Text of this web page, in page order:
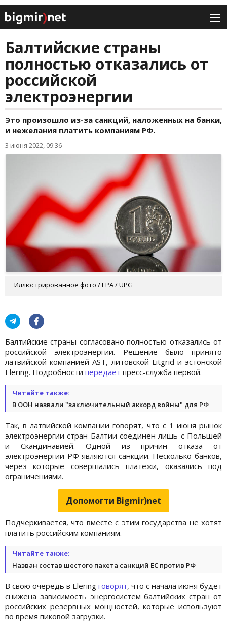
Балтийские страны
полностью отказались от
российской
электроэнергии
Это произошло из-за санкций, наложенных на банки,
и нежелания платить компаниям РФ.
3 июня 2022, 09:36
Иллюстрированное фото / EPA / UPG
Балтийские страны согласовано полностью отказались от
российской электроэнергии. Решение было принято
латвийской компанией AST, литовской Litgrid и эстонской
Elering. Подробности передает пресс-служба первой.
Читайте также:
В ООН назвали "заключительный аккорд войны" для РФ
Так, в латвийской компании говорят, что с 1 июня рынок
электроэнергии стран Балтии соединен лишь с Польшей
и Скандинавией. Одной из причин отказа от
электроэнергии РФ являются санкции. Несколько банков,
через которые совершались платежи, оказались под
ограничениями.
Допомогти Bigmir)net
Подчеркивается, что вместе с этим государства не хотят
платить российским компаниям.
Читайте также:
Назван состав шестого пакета санкций ЕС против РФ
В свою очередь в Elering говорят, что с начала июня будет
снижена зависимость энергосистем балтийских стран от
российских резервных мощностей, которые используют
во время пиковой загрузки.